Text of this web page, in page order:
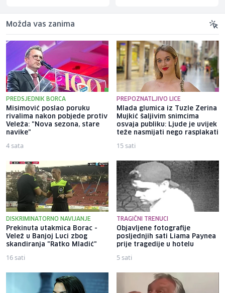
Možda vas zanima
PREDSJEDNIK BORCA
Misimović poslao poruku
rivalima nakon pobjede protiv
Veleža: "Nova sezona, stare
navike"
4 sata
PREPOZNATLJIVO LICE
Mlada glumica iz Tuzle Zerina
Mujkić šaljivim snimcima
osvaja publiku: Ljude je uvijek
teže nasmijati nego rasplakati
15 sati
DISKRIMINATORNO NAVIJANJE
Prekinuta utakmica Borac -
Velež u Banjoj Luci zbog
skandiranja "Ratko Mladić"
16 sati
TRAGIČNI TRENUCI
Objavljene fotografije
posljednjih sati Liama ​​Paynea
prije tragedije u hotelu
5 sati